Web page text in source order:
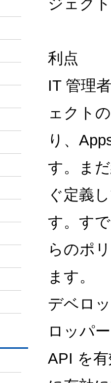
ジェク
利点
IT 管理
ェクト
り、
す。ま
ぐ定義
す。す
らのポ
ます。
デベロ
ロッパ
API を